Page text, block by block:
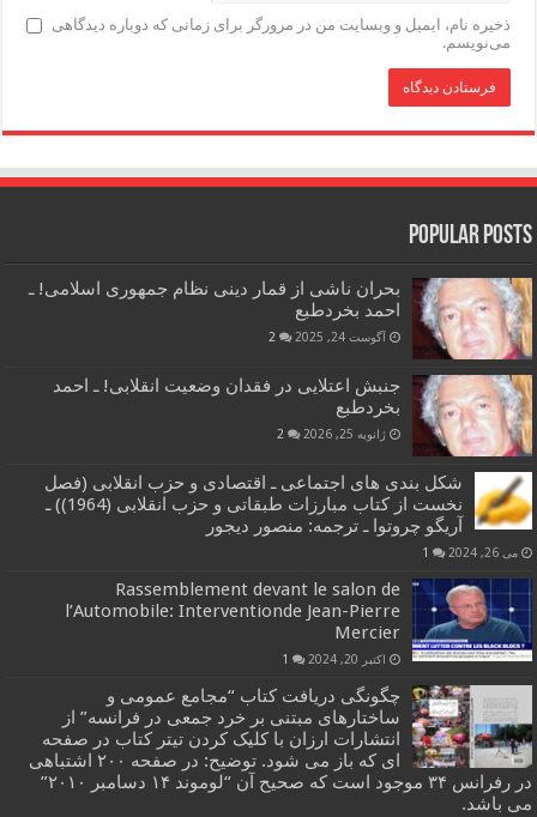
ذخیره نام، ایمیل و وبسایت من در مرورگر برای زمانی که دوباره دیدگاهی
می‌نویسم.
Popular Posts
بحران ناشی از قمار دینی نظام جمهوری اسلامی! ـ
احمد بخردطبع
آگوست 24, 2025 2
جنبش اعتلایی در فقدان وضعیت انقلابی! ـ احمد
بخردطبع
ژانویه 25, 2026 2
شکل بندی های اجتماعی ـ اقتصادی و حزب انقلابی (فصل
نخست از کتاب مبارزات طبقاتی و حزب انقلابی (1964)) ـ
آریگو چروتوا ـ ترجمه: منصور دیجور
می 26, 2024 1
Rassemblement devant le salon de
l’Automobile: Interventionde Jean-Pierre
Mercier
اکتبر 20, 2024 1
چگونگی دریافت کتاب “مجامع عمومی و
ساختارهای مبتنی بر خرد جمعی در فرانسه” از
انتشارات ارزان با کلیک کردن تیتر کتاب در صفحه
ای که باز می شود. توضیح: در صفحه ۲۰۰ اشتباهی
در رفرانس ۳۴ موجود است که صحیح آن “لوموند ۱۴ دسامبر ۲۰۱۰”
می باشد.